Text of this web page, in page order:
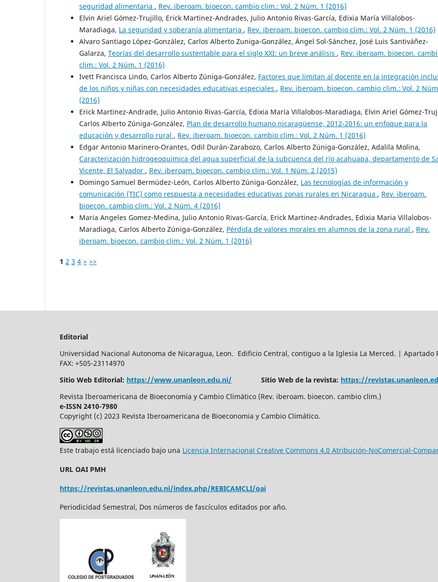
seguridad alimentaria , Rev. iberoam. bioecon. cambio clim.: Vol. 2 Núm. 1 (2016)
Elvin Ariel Gómez-Trujillo, Erick Martinez-Andrades, Julio Antonio Rivas-García, Edixia María Villalobos-
Maradiaga, La seguridad y soberanía alimentaria , Rev. iberoam. bioecon. cambio clim.: Vol. 2 Núm. 1 (2016)
Alvaro Santiago López-González, Carlos Alberto Zuniga-González, Ángel Sol-Sánchez, José Luis Santiváñez-
Galarza, Teorías del desarrollo sustentable para el siglo XXI: un breve análisis , Rev. iberoam. bioecon.
clim.: Vol. 2 Núm. 1 (2016)
Ivett Francisca Lindo, Carlos Alberto Zúniga-González, Factores que limitan al docente en la integración
de los niños y niñas con necesidades educativas especiales , Rev. iberoam. bioecon. cambio clim.: Vol. 2
(2016)
Erick Martinez-Andrade, Julio Antonio Rivas-García, Edixia María Villalobos-Maradiaga, Elvin Ariel Gómez-
Carlos Alberto Zúniga-González, Plan de desarrollo humano nicaragüense, 2012-2016: un enfoque para la
educación y desarrollo rural , Rev. iberoam. bioecon. cambio clim.: Vol. 2 Núm. 1 (2016)
Edgar Antonio Marinero-Orantes, Odil Durán-Zarabozo, Carlos Alberto Zúniga-González, Adalila Molina,
Caracterización hidrogeoquímica del agua superficial de la subcuenca del río acahuapa, departamento de
Vicente, El Salvador , Rev. iberoam. bioecon. cambio clim.: Vol. 1 Núm. 2 (2015)
Domingo Samuel Bermúdez-León, Carlos Alberto Zúniga-González, Las tecnologías de información y
comunicación (TIC) como respuesta a necesidades educativas zonas rurales en Nicaragua , Rev. iberoam.
bioecon. cambio clim.: Vol. 2 Núm. 4 (2016)
Maria Angeles Gomez-Medina, Julio Antonio Rivas-García, Erick Martinez-Andrades, Edixia Maria Villalobos-
Maradiaga, Carlos Alberto Zúniga-González, Pérdida de valores morales en alumnos de la zona rural , Rev.
iberoam. bioecon. cambio clim.: Vol. 2 Núm. 1 (2016)
1 2 3 4 > >>
Editorial
Universidad Nacional Autonoma de Nicaragua, Leon. Edificio Central, contiguo a la Iglesia La Merced. | Apartado
FAX: +505-23114970
Sitio Web Editorial: https://www.unanleon.edu.ni/ Sitio Web de la revista: https://
Revista Iberoamericana de Bioeconomía y Cambio Climático (Rev. iberoam. bioecon. cambio clim.)
e-ISSN 2410-7980
Copyright (c) 2023 Revista Iberoamericana de Bioeconomia y Cambio Climático.
Este trabajo está licenciado bajo una Licencia Internacional Creative Commons 4.0 Atribución-NoComercial-
URL OAI PMH
https://revistas.unanleon.edu.ni/index.php/REBICAMCLI/oai
Periodicidad Semestral, Dos números de fascículos editados por año.